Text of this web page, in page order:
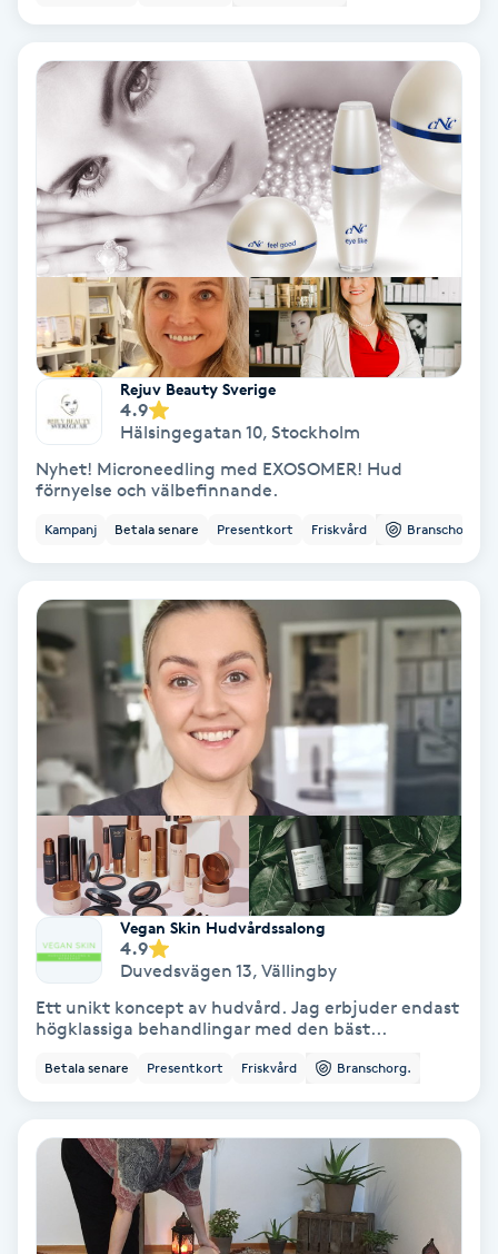
Hudföryngring
Huduppstramning
Hudvård
Hyaluronsyra
Hyperhidros
Hypnos
Hårborttagning
Hårbottenbehandling
Hårförlängning
Hälsa
Hälsprickor
Idrottsmassage
IPL
IPL hårborttagning
IR-massage
Japansk massage
Katun fransar
Rejuv Beauty Sverige
4.9
Hälsingegatan 10, Stockholm
Nyhet! Microneedling med EXOSOMER! Hud
förnyelse och välbefinnande.
Kampanj Betala senare Presentkort Friskvård Branschorg.
Vegan Skin Hudvårdssalong
4.9
Duvedsvägen 13, Vällingby
Ett unikt koncept av hudvård. Jag erbjuder endast
högklassiga behandlingar med den bäst...
Betala senare Presentkort Friskvård Branschorg.